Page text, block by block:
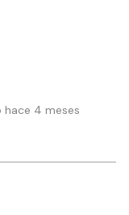
hace 4 meses